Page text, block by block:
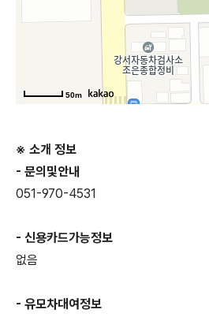
50m
※ 소개 정보
- 문의및안내
051-970-4531
- 신용카드가능정보
없음
- 유모차대여정보